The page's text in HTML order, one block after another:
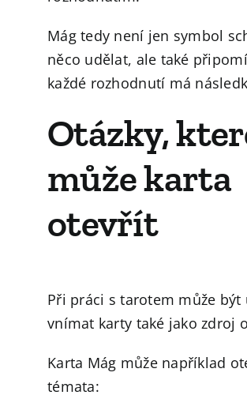
Mág tedy není jen symbol
něco udělat, ale také
každé rozhodnutí má
Otázky,
může karta
otevřít
Při práci s tarotem může být
vnímat karty také jako zdroj
Karta Mág může například
témata: